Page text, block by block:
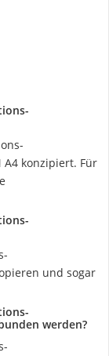
konzipiert. Für
und sogar
werden?